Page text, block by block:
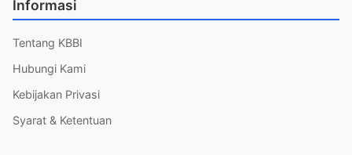
Informasi
Tentang KBBI
Hubungi Kami
Kebijakan Privasi
Syarat & Ketentuan